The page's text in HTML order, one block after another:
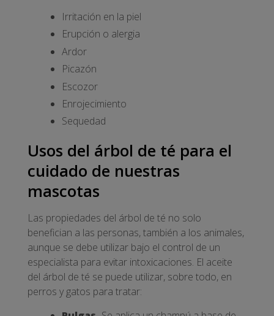
Irritación en la piel
Erupción o alergia
Ardor
Picazón
Escozor
Enrojecimiento
Sequedad
Usos del árbol de té para el
cuidado de nuestras
mascotas
Las propiedades del árbol de té no solo
benefician a las personas, también a los animales,
aunque se debe utilizar bajo el control de un
especialista para evitar intoxicaciones. El aceite
del árbol de té se puede utilizar, sobre todo, en
perros y gatos para tratar: